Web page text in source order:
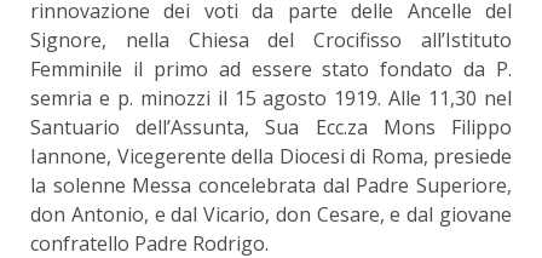
rinnovazione dei voti da parte delle Ancelle del
Signore, nella Chiesa del Crocifisso all’Istituto
Femminile il primo ad essere stato fondato da P.
semria e p. minozzi il 15 agosto 1919. Alle 11,30 nel
Santuario dell’Assunta, Sua Ecc.za Mons Filippo
Iannone, Vicegerente della Diocesi di Roma, presiede
la solenne Messa concelebrata dal Padre Superiore,
don Antonio, e dal Vicario, don Cesare, e dal giovane
confratello Padre Rodrigo.